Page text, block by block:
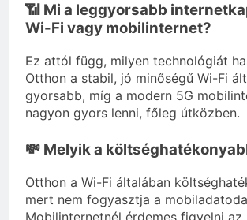
📶 Mi a leggyorsabb
Wi-Fi vagy mobilinternet?
Ez attól függ, milyen technológiát
Otthon a stabil, jó minőségű Wi-Fi
gyorsabb, míg a modern 5G
nagyon gyors lenni, főleg útközben.
💸 Melyik a
Otthon a Wi-Fi általában
mert nem fogyasztja a
Mobilinternetnél érdemes figyelni az